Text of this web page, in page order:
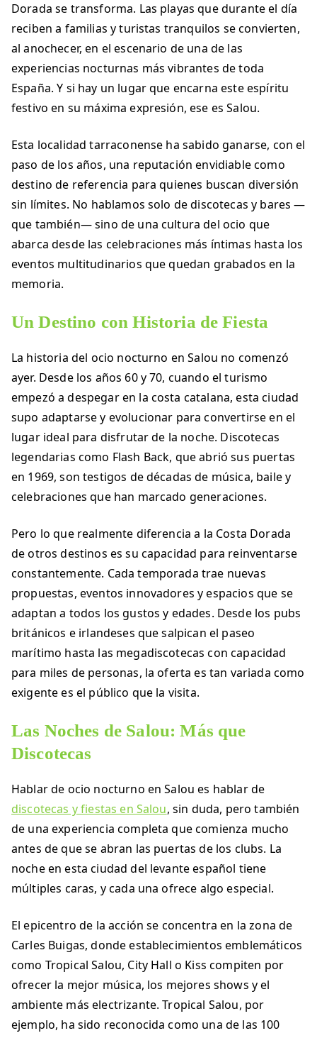
Dorada se transforma. Las playas que durante el día
reciben a familias y turistas tranquilos se convierten,
al anochecer, en el escenario de una de las
experiencias nocturnas más vibrantes de toda
España. Y si hay un lugar que encarna este espíritu
festivo en su máxima expresión, ese es Salou.
Esta localidad tarraconense ha sabido ganarse, con el
paso de los años, una reputación envidiable como
destino de referencia para quienes buscan diversión
sin límites. No hablamos solo de discotecas y bares —
que también— sino de una cultura del ocio que
abarca desde las celebraciones más íntimas hasta los
eventos multitudinarios que quedan grabados en la
memoria.
Un Destino con Historia de Fiesta
La historia del ocio nocturno en Salou no comenzó
ayer. Desde los años 60 y 70, cuando el turismo
empezó a despegar en la costa catalana, esta ciudad
supo adaptarse y evolucionar para convertirse en el
lugar ideal para disfrutar de la noche. Discotecas
legendarias como Flash Back, que abrió sus puertas
en 1969, son testigos de décadas de música, baile y
celebraciones que han marcado generaciones.
Pero lo que realmente diferencia a la Costa Dorada
de otros destinos es su capacidad para reinventarse
constantemente. Cada temporada trae nuevas
propuestas, eventos innovadores y espacios que se
adaptan a todos los gustos y edades. Desde los pubs
británicos e irlandeses que salpican el paseo
marítimo hasta las megadiscotecas con capacidad
para miles de personas, la oferta es tan variada como
exigente es el público que la visita.
Las Noches de Salou: Más que
Discotecas
Hablar de ocio nocturno en Salou es hablar de
discotecas y fiestas en Salou, sin duda, pero también
de una experiencia completa que comienza mucho
antes de que se abran las puertas de los clubs. La
noche en esta ciudad del levante español tiene
múltiples caras, y cada una ofrece algo especial.
El epicentro de la acción se concentra en la zona de
Carles Buigas, donde establecimientos emblemáticos
como Tropical Salou, City Hall o Kiss compiten por
ofrecer la mejor música, los mejores shows y el
ambiente más electrizante. Tropical Salou, por
ejemplo, ha sido reconocida como una de las 100